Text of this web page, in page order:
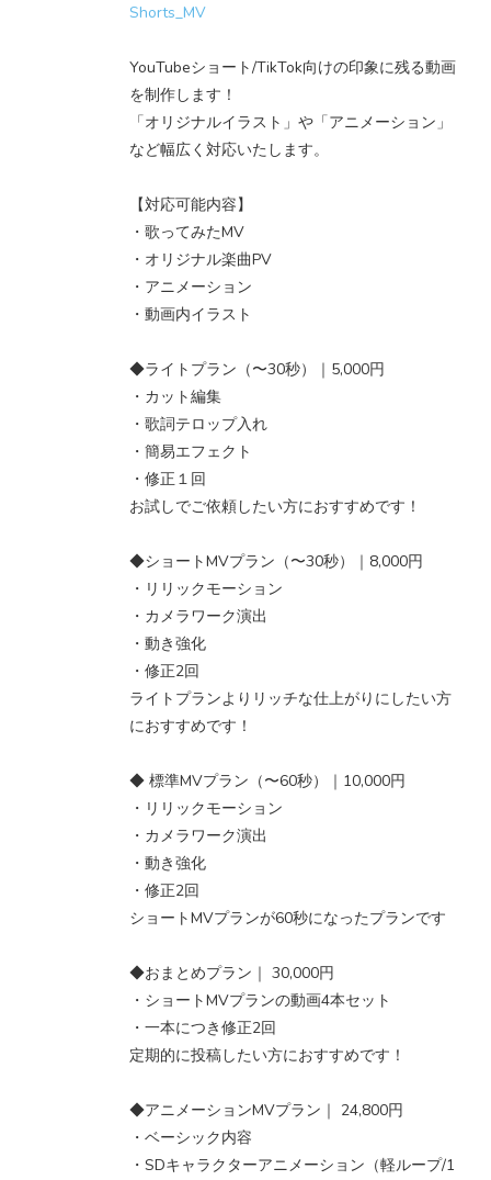
Shorts_MV
YouTubeショート/TikTok向けの印象に残る動画
を制作します！
「オリジナルイラスト」や「アニメーション」
など幅広く対応いたします。
【対応可能内容】
・歌ってみたMV
・オリジナル楽曲PV
・アニメーション
・動画内イラスト
◆ライトプラン（〜30秒）｜5,000円
・カット編集
・歌詞テロップ入れ
・簡易エフェクト
・修正１回
お試しでご依頼したい方におすすめです！
◆ショートMVプラン（〜30秒）｜8,000円
・リリックモーション
・カメラワーク演出
・動き強化
・修正2回
ライトプランよりリッチな仕上がりにしたい方
におすすめです！
◆ 標準MVプラン（〜60秒）｜10,000円
・リリックモーション
・カメラワーク演出
・動き強化
・修正2回
ショートMVプランが60秒になったプランです
◆おまとめプラン｜ 30,000円
・ショートMVプランの動画4本セット
・一本につき修正2回
定期的に投稿したい方におすすめです！
◆アニメーションMVプラン｜ 24,800円
・ベーシック内容
・SDキャラクターアニメーション（軽ループ/1